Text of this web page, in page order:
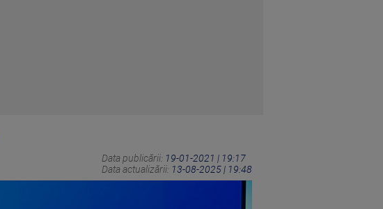
Data publicării: 19-01-2021 | 19:17
Data actualizării: 13-08-2025 | 19:48